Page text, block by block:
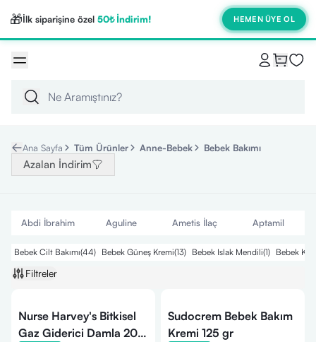
🎁İlk siparişine özel 50₺ İndirim! HEMEN ÜYE OL
Ana Sayfa Tüm Ürünler Anne-Bebek Bebek Bakımı
Azalan İndirim
Abdi İbrahim Aguline Ametis İlaç Aptamil
Bebek Cilt Bakımı(44) Bebek Güneş Kremi(13) Bebek Islak Mendili(1) Bebek
Filtreler
Nurse Harvey's Bitkisel
Gaz Giderici Damla 20
Sudocrem Bebek Bakım
Kremi 125 gr